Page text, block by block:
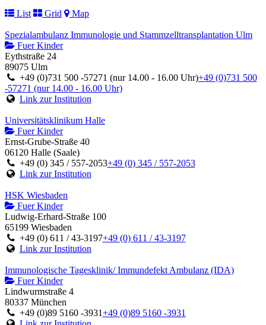
List
Grid Map
Spezialambulanz Immunologie und Stammzelltransplantation Ulm
Fuer Kinder
Eythstraße 24
89075 Ulm
+49 (0)731 500 -57271 (nur 14.00 - 16.00 Uhr)+49 (0)731 500
-57271 (nur 14.00 - 16.00 Uhr)
Link zur Institution
Universitätsklinikum Halle
Fuer Kinder
Ernst-Grube-Straße 40
06120 Halle (Saale)
+49 (0) 345 / 557-2053+49 (0) 345 / 557-2053
Link zur Institution
HSK Wiesbaden
Fuer Kinder
Ludwig-Erhard-Straße 100
65199 Wiesbaden
+49 (0) 611 / 43-3197+49 (0) 611 / 43-3197
Link zur Institution
Immunologische Tagesklinik/ Immundefekt Ambulanz (IDA)
Fuer Kinder
Lindwurmstraße 4
80337 München
+49 (0)89 5160 -3931+49 (0)89 5160 -3931